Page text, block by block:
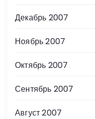
Декабрь 2007
Ноябрь 2007
Октябрь 2007
Сентябрь 2007
Август 2007